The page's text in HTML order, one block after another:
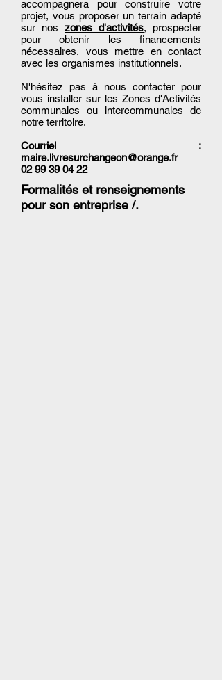
accompagnera pour construire votre
projet, vous proposer un terrain adapté
sur nos zones d'activités, prospecter
pour obtenir les financements
nécessaires, vous mettre en contact
avec les organismes institutionnels.
N'hésitez pas à nous contacter pour
vous installer sur les Zones d'Activités
communales ou intercommunales de
notre territoire.
Courriel :
maire.livresurchangeon@orange.fr
02 99 39 04 22
Formalités et renseignements
pour son entreprise /.